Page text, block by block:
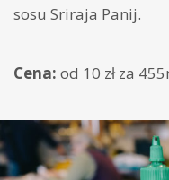
sosu Sriraja Panij.
Cena: od 10 zł za